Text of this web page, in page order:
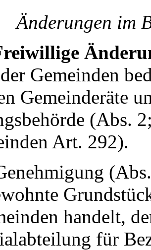
Änderungen im
Gemeinden
Gemeinderäte
(Abs.
Art. 292).
handelt,
für